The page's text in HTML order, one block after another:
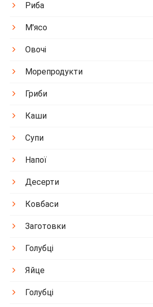
Риба
М'ясо
Овочі
Морепродукти
Гриби
Каши
Супи
Напої
Десерти
Ковбаси
Заготовки
Голубці
Яйце
Голубці